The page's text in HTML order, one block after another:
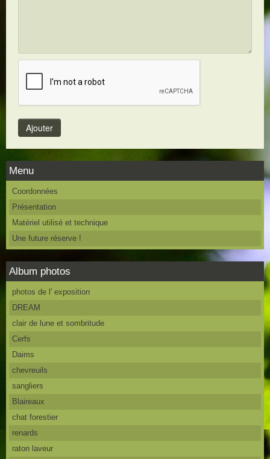
Menu
Coordonnées
Présentation
Matériel utilisé et technique
Une future réserve !
Album photos
photos de l' exposition
DREAM
clair de lune et sombritude
Cerfs
Daims
chevreuils
sangliers
Blaireaux
chat forestier
renards
raton laveur